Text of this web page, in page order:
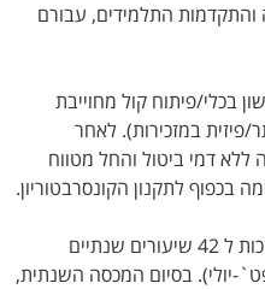
התלמידים, עבורם
בכלי/פיתוח קול מחוייבת
פיזית במזכירות). לאחר
דמי ביטול והחל מטווח
בכפוף לתקנון הקונסרבטוריון.
5. ההרשמה לקונסרבטוריון מקנה זכות ל 42 שיעורים שנתיים
חודשים (ספט`-יולי). בסיום המכסה השנתית,